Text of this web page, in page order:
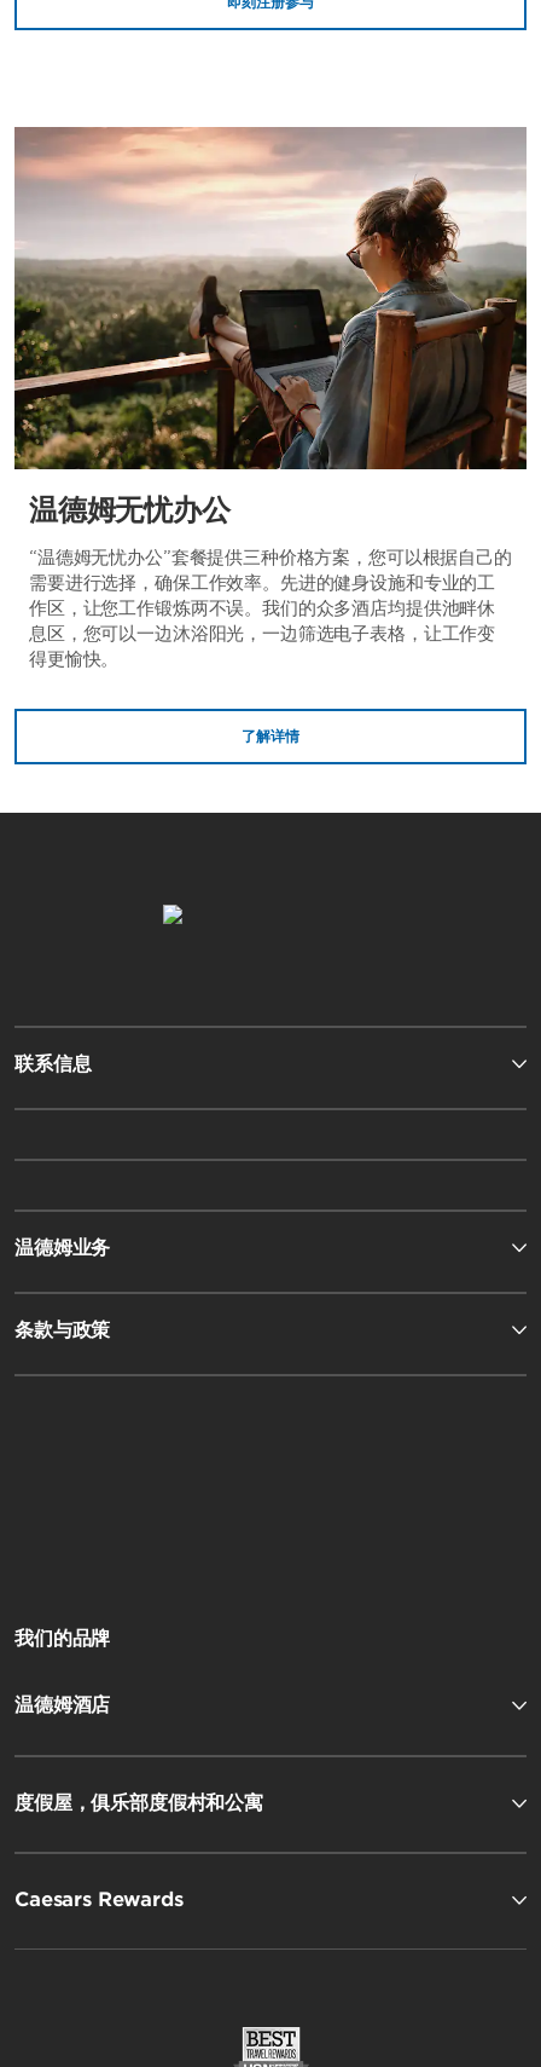
温德姆无忧办公
“温德姆无忧办公”套餐提供三种价格方案，您可以根据自己的
需要进行选择，确保工作效率。先进的健身设施和专业的工
作区，让您工作锻炼两不误。我们的众多酒店均提供池畔休
息区，您可以一边沐浴阳光，一边筛选电子表格，让工作变
得更愉快。
了解详情
联系信息
温德姆业务
条款与政策
我们的品牌
温德姆酒店
度假屋，俱乐部度假村和公寓
Caesars Rewards